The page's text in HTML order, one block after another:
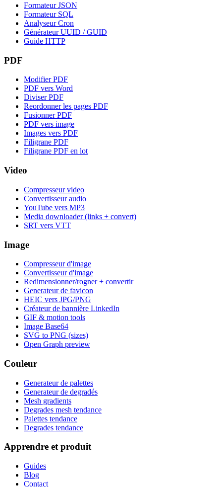
Formateur JSON
Formateur SQL
Analyseur Cron
Générateur UUID / GUID
Guide HTTP
PDF
Modifier PDF
PDF vers Word
Diviser PDF
Reordonner les pages PDF
Fusionner PDF
PDF vers image
Images vers PDF
Filigrane PDF
Filigrane PDF en lot
Video
Compresseur video
Convertisseur audio
YouTube vers MP3
Media downloader (links + convert)
SRT vers VTT
Image
Compresseur d'image
Convertisseur d'image
Redimensionner/rogner + convertir
Generateur de favicon
HEIC vers JPG/PNG
Créateur de bannière LinkedIn
GIF & motion tools
Image Base64
SVG to PNG (sizes)
Open Graph preview
Couleur
Generateur de palettes
Generateur de degradés
Mesh gradients
Degrades mesh tendance
Palettes tendance
Degrades tendance
Apprendre et produit
Guides
Blog
Contact